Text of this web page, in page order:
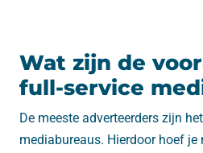
Wat zijn de
full-service
De meeste adverteerders zijn
mediabureaus. Hierdoor hoef je